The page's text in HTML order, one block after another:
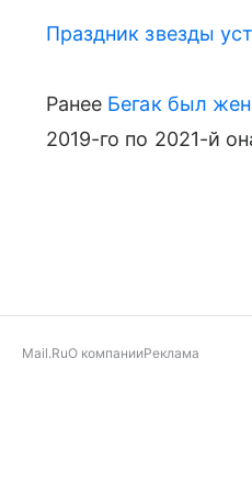
Праздник звезды
Ранее Бегак был
2019-го по 2021-й
Mail.RuО компанииРеклама